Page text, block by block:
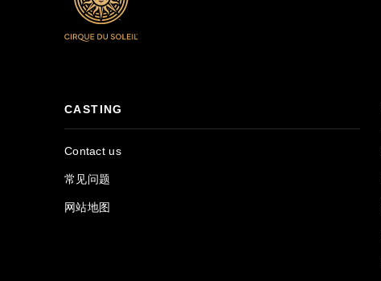
CASTING
Contact us
常见问题
网站地图